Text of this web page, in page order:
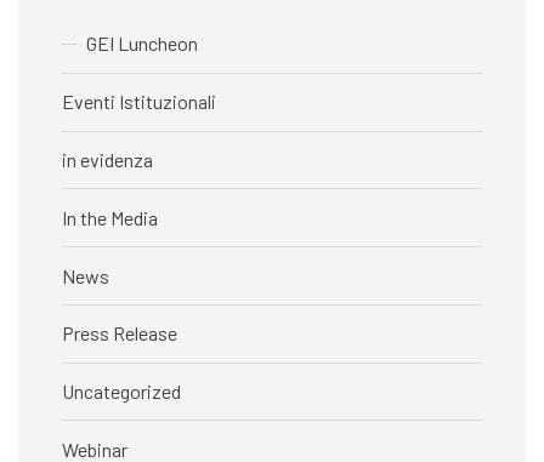
GEI Luncheon
Eventi Istituzionali
in evidenza
In the Media
News
Press Release
Uncategorized
Webinar